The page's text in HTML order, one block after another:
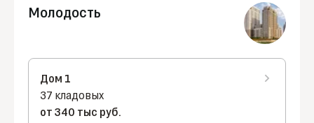
Молодость
Дом 1
37 кладовых
от 340 тыс руб.